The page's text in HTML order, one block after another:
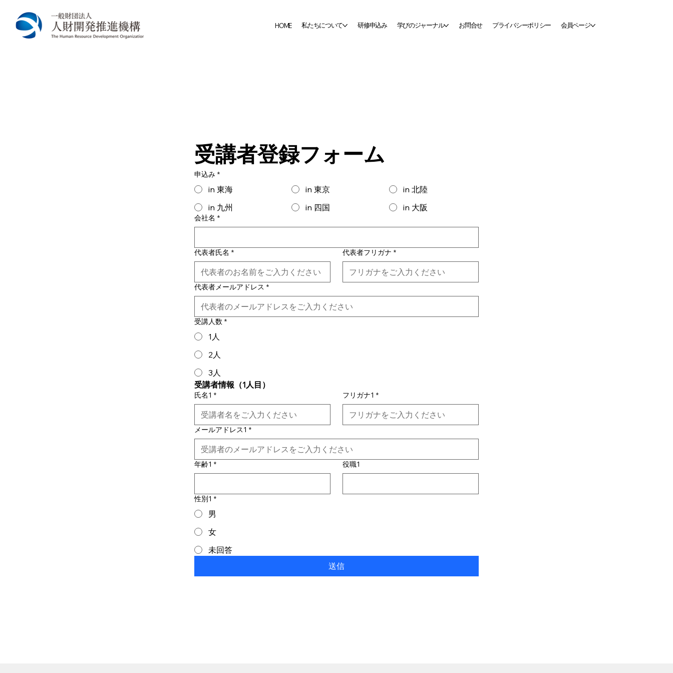
HOME 私たちについて 研修申込み 学びのジャーナル お問合せ プライバシーポリシー 会員ページ
受講者登録フォーム
申込み *
in 東海 in 東京
in 北陸
in 九州
in 四国 in 大阪
会社名 *
代表者氏名 * 代表者フリガナ *
代表者メールアドレス *
受講人数 *
1人
2人
3人
受講者情報（1人目）
氏名1 * フリガナ1 *
メールアドレス1 *
年齢1 * 役職1
性別1 *
男
女
未回答
送信